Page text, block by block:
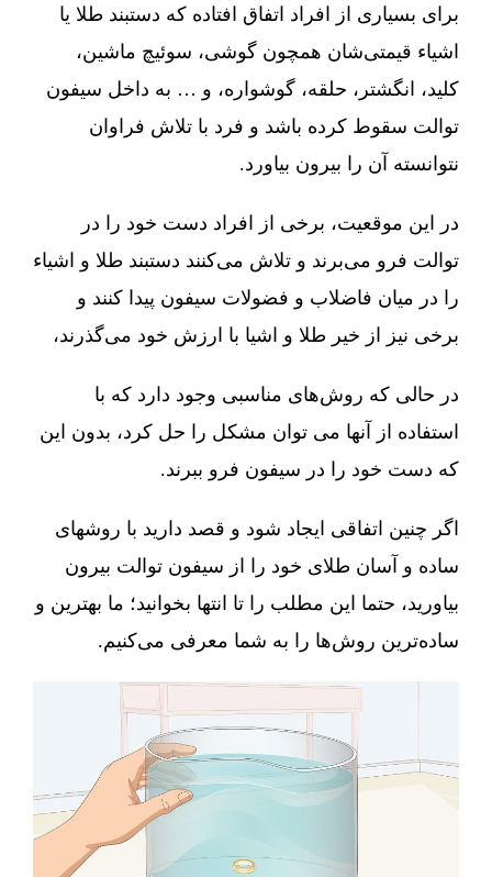
برای بسیاری از افراد اتفاق افتاده که دستبند طلا یا
اشیاء قیمتی‌شان همچون گوشی، سوئیچ ماشین،
کلید، انگشتر، حلقه، گوشواره، و … به داخل سیفون
توالت سقوط کرده باشد و فرد با تلاش فراوان
نتوانسته آن را بیرون بیاورد.
در این موقعیت، برخی از افراد دست خود را در
توالت فرو می‌برند و تلاش می‌کنند دستبند طلا و اشیاء
را در میان فاضلاب و فضولات سیفون پیدا کنند و
برخی نیز از خیر طلا و اشیا با ارزش خود می‌گذرند،
در حالی که روش‌های مناسبی وجود دارد که با
استفاده از آنها می توان مشکل را حل کرد، بدون این
که دست خود را در سیفون فرو ببرند.
اگر چنین اتفاقی ایجاد شود و قصد دارید با روشهای
ساده و آسان طلای خود را از سیفون توالت بیرون
بیاورید، حتما این مطلب را تا انتها بخوانید؛ ما بهترین و
ساده‌ترین روش‌ها را به شما معرفی می‌کنیم.